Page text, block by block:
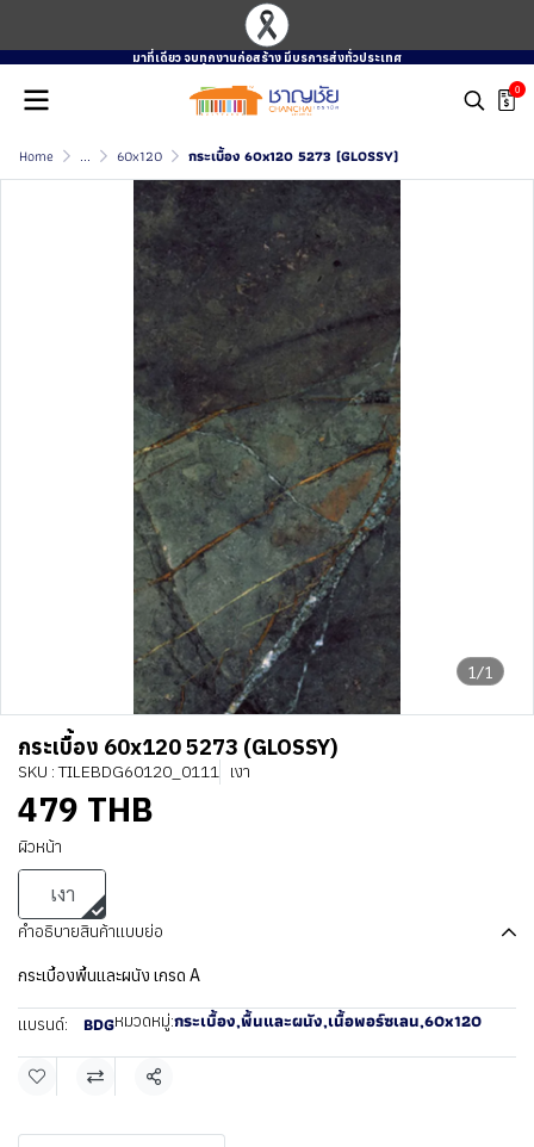
มาที่เดียว จบทุกงานก่อสร้าง มีบรการส่งทั่วประเทศ
0
Home ... 60x120 กระเบื้อง 60x120 5273 (GLOSSY)
1/1
กระเบื้อง 60x120 5273 (GLOSSY)
SKU : TILEBDG60120_0111 เงา
479 THB
ผิวหน้า
เงา
คำอธิบายสินค้าแบบย่อ
กระเบื้องพื้นและผนัง เกรด A
แบรนด์: BDGหมวดหมู่:กระเบื้อง,พื้นและผนัง,เนื้อพอร์ซเลน,60x120
แชร์